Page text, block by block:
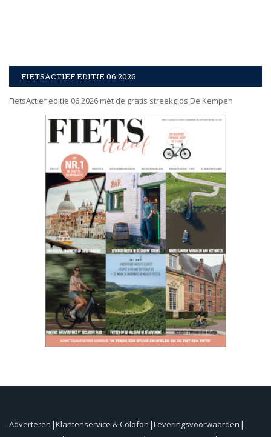
FIETSACTIEF EDITIE 06 2026
FietsActief editie 06 2026 mét de gratis streekgids De Kempen
Adverteren Klantenservice & Colofon Leveringsvoorwaarden